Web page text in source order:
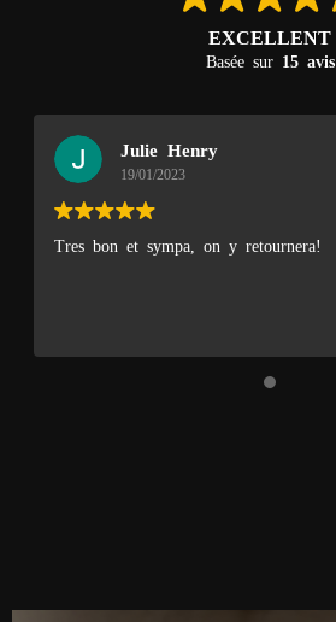
EXCELLENT
Basée sur 15 avis
Julie Henry
19/01/2023
Tres bon et sympa, on y retournera!